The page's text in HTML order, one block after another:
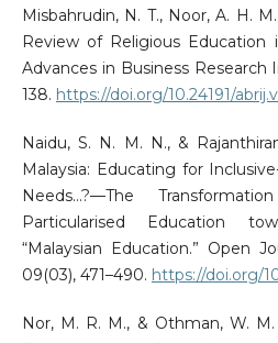
Misbahrudin, N. T., Noor, A. H.
Review of Religious Education
Advances in Business Research
138. https://doi.org/10.24191/
Naidu, S. N. M. N., &
Malaysia: Educating for
Needs…?—The
Particularised Education
“Malaysian Education.” Open
09(03), 471–490. https://doi.org/
Nor, M. R. M., & Othman, W. M.